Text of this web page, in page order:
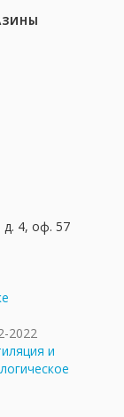
д. 4, оф. 57
2022
и